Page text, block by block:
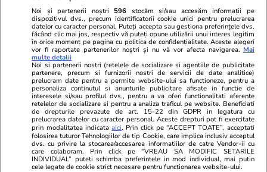
TVMania.ro
Daniela Crudu a dezvăluit cum
este viața pe platformele pentru
adulți: „Fac ce vreau”
Medicii au
Miruna,
de ECMO,
bacterie pe
Noi și partenerii noștri 596 stocăm și/sau accesăm informații pe
dispozitivul dvs., precum identificatorii cookie unici pentru prelucrarea
datelor cu caracter personal. Puteți accepta sau gestiona preferințele dvs.
făcând clic mai jos, respectiv vă puteți opune utilizării unui interes legitim
în orice moment pe pagina cu politica de confidențialitate. Aceste alegeri
vor fi raportate partenerilor noștri și nu vă vor afecta navigarea. Mai
multe detalii
Noi si partenerii nostri (retelele de socializare si agentiile de publicitate
partenere, precum si furnizorii nostri de servicii de date analitice)
prelucram date pentru a permite website-ului sa functioneze, pentru a
personaliza continutul si anunturile publicitare afisate in functie de
interesele si/sau profilul dvs., pentru a va oferi functionalitati aferente
retelelor de socializare si pentru a analiza traficul pe website. Beneficiati
de drepturile prevazute de art. 15-22 din GDPR in legatura cu
prelucrarea datelor cu caracter personal. Aceste drepturi pot fi exercitate
prin modalitatea indicataaici. Prin click pe “ACCEPT TOATE”, acceptati
folosirea tuturor Tehnologiilor de tip Cookie, care implica inclusiv acceptul
dvs. cu privire la stocarea/accesarea informatiilor de catre Vendor-ii cu
care colaboram. Prin click pe “VREAU SA MODIFIC SETARILE
INDIVIDUAL” puteti schimba preferintele in mod individual, mai putin
cele legate de cookie strict necesare pentru functionarea website-ului.